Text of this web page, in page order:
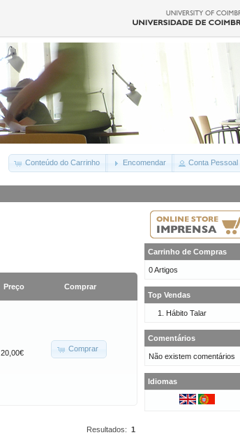
Conteúdo do Carrinho Encomendar Conta Pessoal
Preço Comprar
20,00€ Comprar
Resultados: 1
Carrinho de Compras
0 Artigos
Top Vendas
Hábito Talar
Comentários
Não existem comentários
Idiomas